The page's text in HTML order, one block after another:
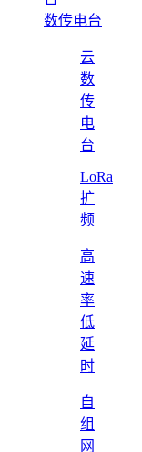
数传电台
云
数
传
电
台
LoRa
扩
频
高
速
率
低
延
时
自
组
网